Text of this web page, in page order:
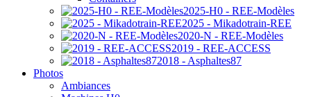
2025-H0 - REE-Modèles
2025 - Mikadotrain-REE
2020-N - REE-Modèles
2019 - REE-ACCESS
2018 - Asphaltes87
Photos
Ambiances